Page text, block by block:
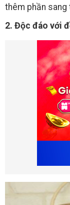
thêm phần sang
2. Độc đáo với